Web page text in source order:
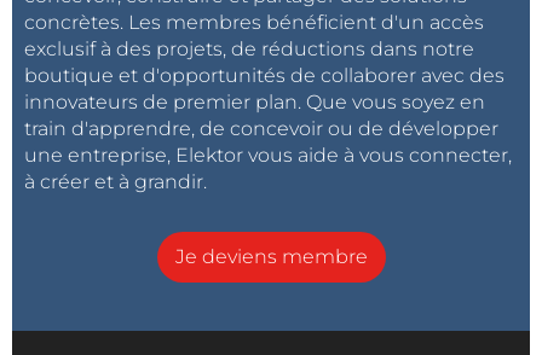
concrètes. Les membres bénéficient d'un accès
exclusif à des projets, de réductions dans notre
boutique et d'opportunités de collaborer avec des
innovateurs de premier plan. Que vous soyez en
train d'apprendre, de concevoir ou de développer
une entreprise, Elektor vous aide à vous connecter,
à créer et à grandir.
Je deviens membre